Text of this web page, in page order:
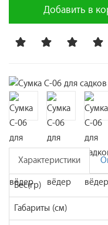
Добавить в
Характеристики
Вес(гр)
Габариты (см)